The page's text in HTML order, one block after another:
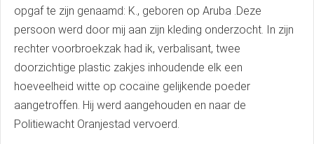
opgaf te zijn genaamd: K., geboren op Aruba .Deze
persoon werd door mij aan zijn kleding onderzocht. In zijn
rechter voorbroekzak had ik, verbalisant, twee
doorzichtige plastic zakjes inhoudende elk een
hoeveelheid witte op cocaïne gelijkende poeder
aangetroffen. Hij werd aangehouden en naar de
Politiewacht Oranjestad vervoerd.